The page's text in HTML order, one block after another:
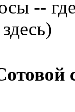
--